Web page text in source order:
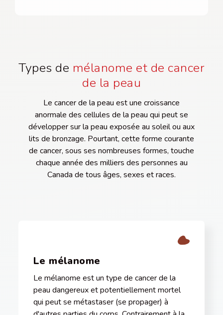
Types de mélanome et de cancer
de la peau
Le cancer de la peau est une croissance
anormale des cellules de la peau qui peut se
développer sur la peau exposée au soleil ou aux
lits de bronzage. Pourtant, cette forme courante
de cancer, sous ses nombreuses formes, touche
chaque année des milliers des personnes au
Canada de tous âges, sexes et races.
Le mélanome
Le mélanome est un type de cancer de la
peau dangereux et potentiellement mortel
qui peut se métastaser (se propager) à